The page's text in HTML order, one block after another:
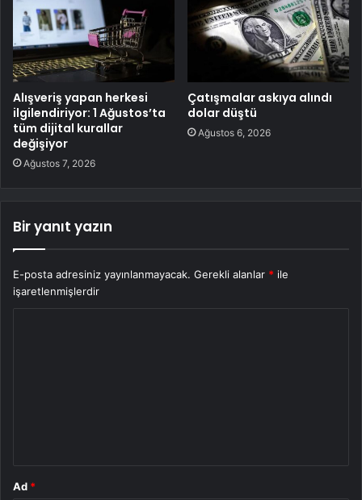
Alışveriş yapan herkesi
ilgilendiriyor: 1 Ağustos’ta
tüm dijital kurallar
değişiyor
Ağustos 7, 2026
Çatışmalar askıya alındı
dolar düştü
Ağustos 6, 2026
Bir yanıt yazın
E-posta adresiniz yayınlanmayacak. Gerekli alanlar * ile
işaretlenmişlerdir
Ad *